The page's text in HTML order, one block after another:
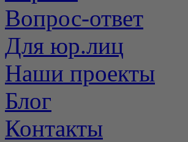
Вопрос-ответ
Для юр.лиц
Наши проекты
Блог
Контакты